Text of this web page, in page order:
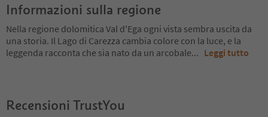
Informazioni sulla regione
Nella regione dolomitica Val d'Ega ogni vista sembra uscita da
una storia. Il Lago di Carezza cambia colore con la luce, e la
leggenda racconta che sia nato da un arcobale... Leggi tutto
Recensioni TrustYou